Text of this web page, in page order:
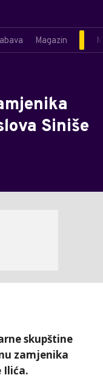
Magazin
Siniše
skupštine
zamjenika
Ilića.